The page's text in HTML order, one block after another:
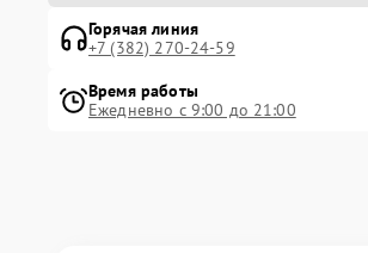
Горячая линия
+7 (382) 270-24-59
Время работы
Ежедневно с 9:00 до 21:00